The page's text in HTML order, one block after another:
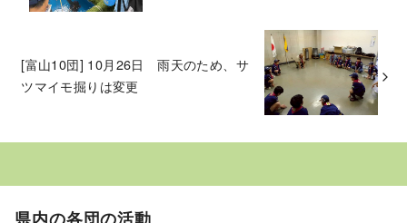
[富山10団] 10月26日 雨天のため、サ
ツマイモ掘りは変更
県内の各団の活動